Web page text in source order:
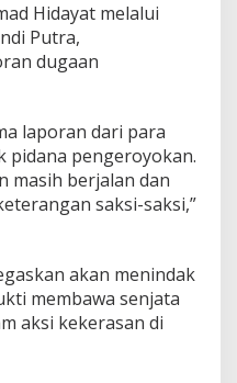
Hidayat melalui
Putra,
dugaan
laporan dari para
pidana pengeroyokan.
masih berjalan dan
saksi-saksi,”
akan menindak
membawa senjata
aksi kekerasan di